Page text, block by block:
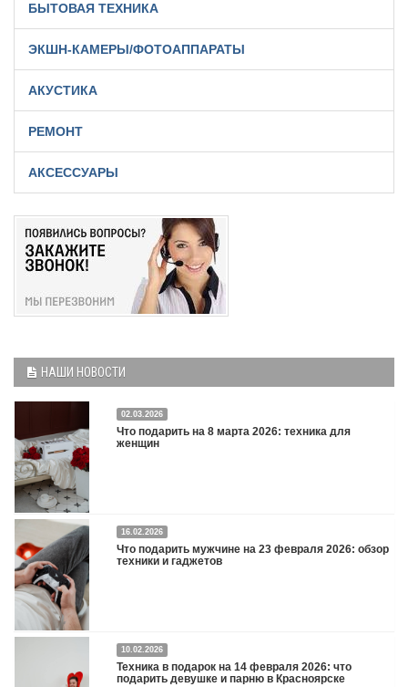
БЫТОВАЯ ТЕХНИКА
ЭКШН-КАМЕРЫ/ФОТОАППАРАТЫ
АКУСТИКА
РЕМОНТ
АКСЕССУАРЫ
НАШИ НОВОСТИ
02.03.2026
Что подарить на 8 марта 2026: техника для
женщин
Что подарить на 8 марта 2026: техника для женщин
16.02.2026
Что подарить мужчине на 23 февраля 2026: обзор
техники и гаджетов
Двадцать третье февраля — праздник, на который мужчины делают вид, что им
все равно. А потом три дня рассказывают коллегам, какую колонку / приставку /
камеру им подарили. Не верьте словам — верьте глазам, которые загораются
10.02.2026
Техника в подарок на 14 февраля 2026: что
подарить девушке и парню в Красноярске